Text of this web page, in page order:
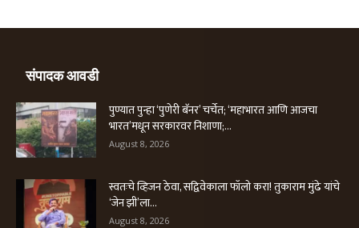
संपादक आवडी
पुण्यात पुन्हा ‘पुणेरी बॅनर’ चर्चेत; ‘महाभारत आणि आजचा
भारत’मधून सरकारवर निशाणा;...
August 8, 2026
स्वतःचे व्हिजन ठेवा, सद्विवेकाला फॉलो करा! तुकाराम मुंढे यांचे
‘जेन झी’ला...
August 8, 2026